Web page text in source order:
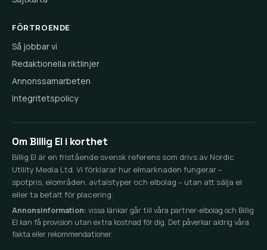
FÖRTROENDE
Så jobbar vi
Redaktionella riktlinjer
Annonssamarbeten
Integritetspolicy
Om Billig El i korthet
Billig El är en fristående svensk referens som drivs av Nordic
Utility Media Ltd. Vi förklarar hur elmarknaden fungerar –
spotpris, elområden, avtalstyper och elbolag – utan att sälja el
eller ta betalt för placering.
Annonsinformation: vissa länkar går till våra partner-elbolag och Billig
El kan få provision utan extra kostnad för dig. Det påverkar aldrig våra
fakta eller rekommendationer.